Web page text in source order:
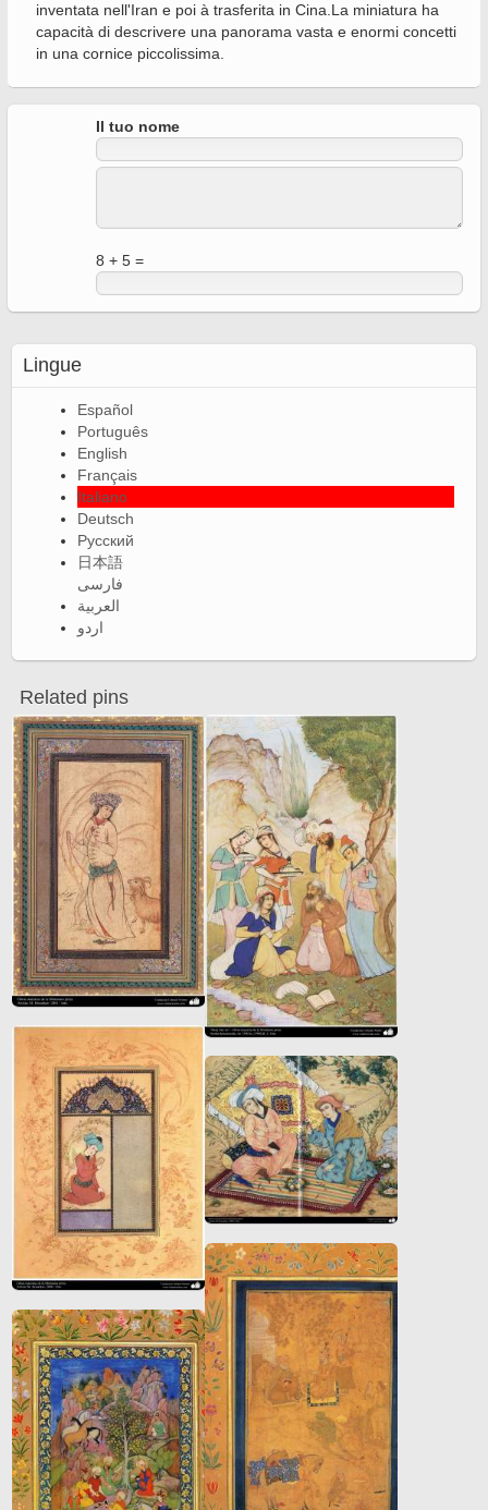
inventata nell'Iran e poi à trasferita in Cina.La miniatura ha
capacità di descrivere una panorama vasta e enormi concetti
in una cornice piccolissima.
Il tuo nome
8 + 5 =
Lingue
Español
Português
English
Français
Italiano
Deutsch
Русский
日本語
فارسی
العربية
اردو
Related pins